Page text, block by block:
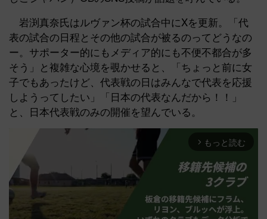
岩渕真奈氏はルヴァン杯の試合中にXを更新。「代
表の試合の日程とその他の試合が被るのってどうなの
ー。サポーター的にもメディア的にも不便不都合が多
そう」と複雑な心境を覗かせると、「ちょっと前に女
子でもあったけど、代表戦の日はみんなで代表を応援
しようってしたい」「日本の代表なんだから！！」
と、日本代表戦のみの開催を望んでいる。
arrow_forward_ios もっと読む